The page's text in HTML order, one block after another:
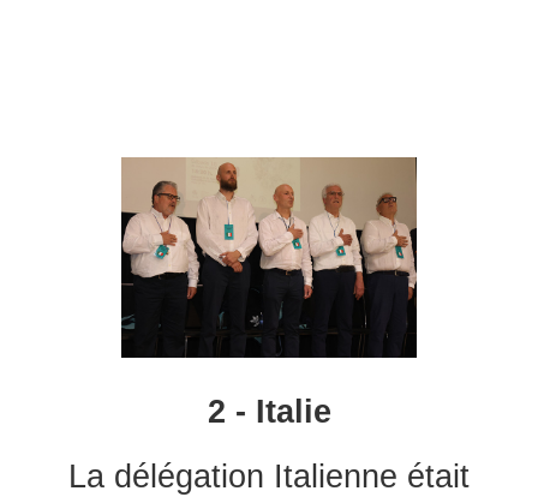
2 - Italie
La délégation Italienne était